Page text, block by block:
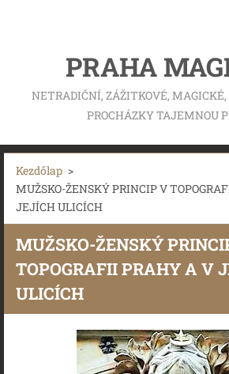
PRAHA
NETRADIČNÍ, ZÁŽITKOVÉ,
PROCHÁZKY TAJEMNOU
Kezdőlap >
MUŽSKO-ŽENSKÝ PRINCIP V
JEJÍCH ULICÍCH
MUŽSKO-ŽENSKÝ
TOPOGRAFII PRAHY A V
ULICÍCH